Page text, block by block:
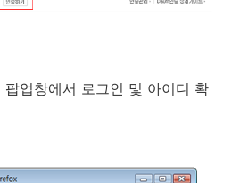
팝업창에서 로그인 및 아이디 확